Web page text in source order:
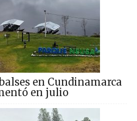
en Cundinamarca
en julio